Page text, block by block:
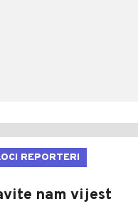
REPORTERI
nam vijest